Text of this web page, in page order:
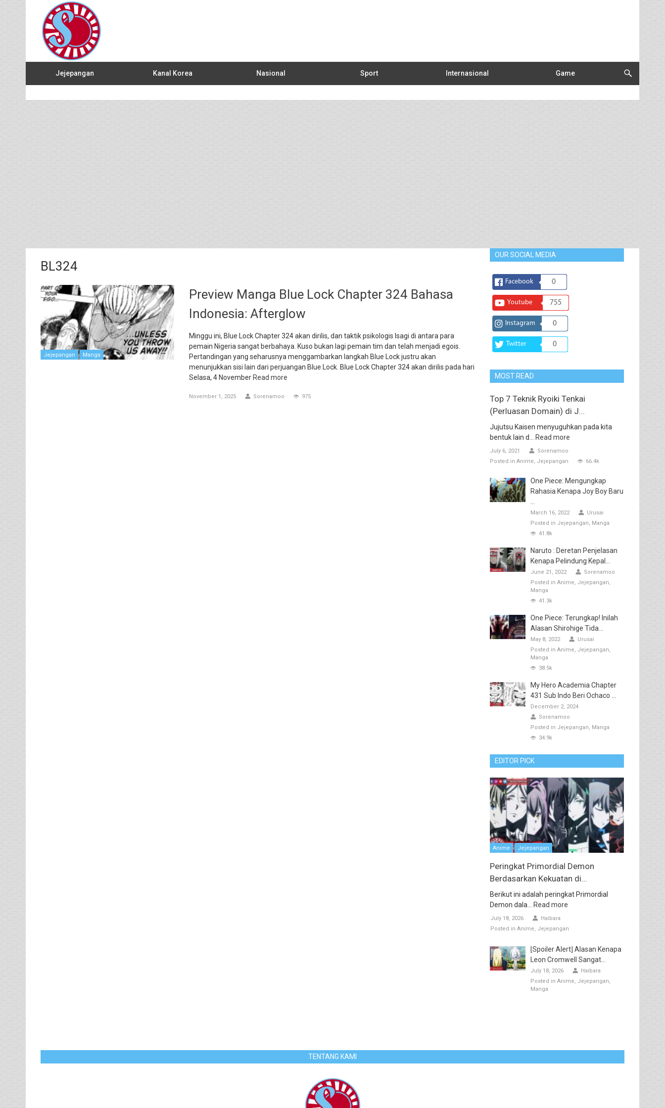
Jejepangan Kanal Korea Nasional Sport Internasional Game
BL324
Jejepangan Manga
Preview Manga Blue Lock Chapter 324 Bahasa
Indonesia: Afterglow
Minggu ini, Blue Lock Chapter 324 akan dirilis, dan taktik psikologis Isagi di antara para
pemain Nigeria sangat berbahaya. Kuso bukan lagi pemain tim dan telah menjadi egois.
Pertandingan yang seharusnya menggambarkan langkah Blue Lock justru akan
menunjukkan sisi lain dari perjuangan Blue Lock. Blue Lock Chapter 324 akan dirilis pada hari
Selasa, 4 November Read more
November 1, 2025 Sorenamoo 975
OUR SOCIAL MEDIA
Facebook 0
Youtube 755
Instagram 0
Twitter 0
MOST READ
Top 7 Teknik Ryoiki Tenkai
(Perluasan Domain) di J...
Jujutsu Kaisen menyuguhkan pada kita
bentuk lain d...
Read more
July 6, 2021
Sorenamoo
Posted in Anime Jejepangan 66.4k
One Piece: Mengungkap
Rahasia Kenapa Joy Boy Baru
March 16, 2022
Urusai
Posted in Jejepangan
Manga
41.8k
Naruto : Deretan Penjelasan
Kenapa Pelindung Kepal...
June 21, 2022
Sorenamoo
Posted in Anime
Jejepangan
Manga
41.3k
One Piece: Terungkap! Inilah
Alasan Shirohige Tida...
May 8, 2022
Urusai
Posted in Anime
Jejepangan
Manga
38.5k
My Hero Academia Chapter
431 Sub Indo Beri Ochaco ...
December 2, 2024
Sorenamoo
Posted in Jejepangan
Manga
34.9k
EDITOR PICK
Anime Jejepangan
Peringkat Primordial Demon
Berdasarkan Kekuatan di...
Berikut ini adalah peringkat Primordial
Demon dala...
Read more
July 18, 2026
Haibara
Posted in Anime Jejepangan
[Spoiler Alert] Alasan Kenapa
Leon Cromwell Sangat...
July 18, 2026
Haibara
Posted in Anime
Jejepangan
Manga
TENTANG KAMI